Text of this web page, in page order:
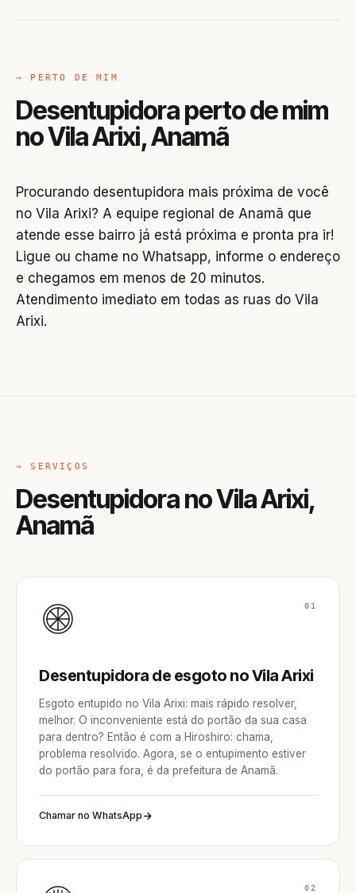
→ PERTO DE MIM
Desentupidora perto de mim
no Vila Arixi, Anamã
Procurando desentupidora mais próxima de você
no Vila Arixi? A equipe regional de Anamã que
atende esse bairro já está próxima e pronta pra ir!
Ligue ou chame no Whatsapp, informe o endereço
e chegamos em menos de 20 minutos.
Atendimento imediato em todas as ruas do Vila
Arixi.
→ SERVIÇOS
Desentupidora no Vila Arixi,
Anamã
01
Desentupidora de esgoto no Vila Arixi
Esgoto entupido no Vila Arixi: mais rápido resolver,
melhor. O inconveniente está do portão da sua casa
para dentro? Então é com a Hiroshiro: chama,
problema resolvido. Agora, se o entupimento estiver
do portão para fora, é da prefeitura de Anamã.
Chamar no WhatsApp
02